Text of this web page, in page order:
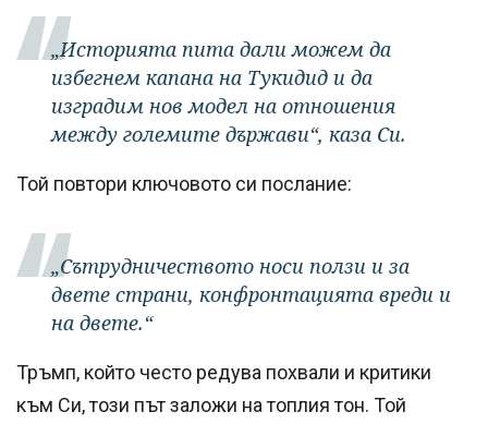
„Историята пита дали можем да
избегнем капана на Тукидид и да
изградим нов модел на отношения
между големите държави“, каза Си.
Той повтори ключовото си послание:
„Сътрудничеството носи ползи и за
двете страни, конфронтацията вреди и
на двете.“
Тръмп, който често редува похвали и критики
към Си, този път заложи на топлия тон. Той